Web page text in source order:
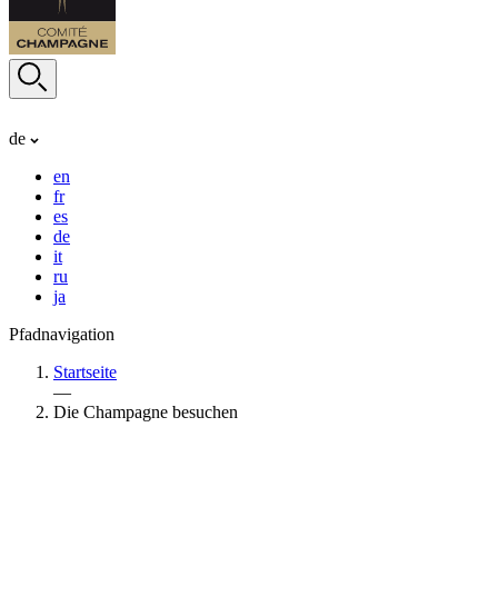
de
en
fr
es
de
it
ru
ja
Pfadnavigation
Startseite
—
Die Champagne besuchen